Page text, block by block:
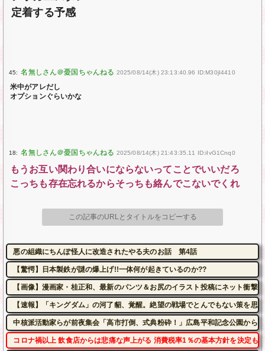
定着する予感
45: 2025/08/14(木) 23:13:40.96 ID:M30jI4410
米中がアレだし
オプションぐらいかな
18: 2025/08/14(木) 21:43:35.11 ID:iIvG1Cnq0
もうお互い関わり合いにならないってことでいいだろ
こっちも存在忘れるからそっちも絡んでこないでくれ
この記事のURLとタイトルをコピーする
悪の組織にちんぽ怪人に改造されたやる夫のお話 第4話
【驚愕】日本製鉄が謎の爆上げ!!一体何が起きているのか??
【画像】漫画家・桂正和、最新のパンツ＆お尻のイラスト投稿にネット衝撃
【速報】「キングダム」の河了貂、覚醒。絶望の戦場でとんでもない策を思
中核派活動家らが前夜集会「高市打倒、式典粉砕！」広島平和記念公園から
コロナ禍以上 飲食店からは悲痛な声上がる 消費税率1％の基本方針を決定も